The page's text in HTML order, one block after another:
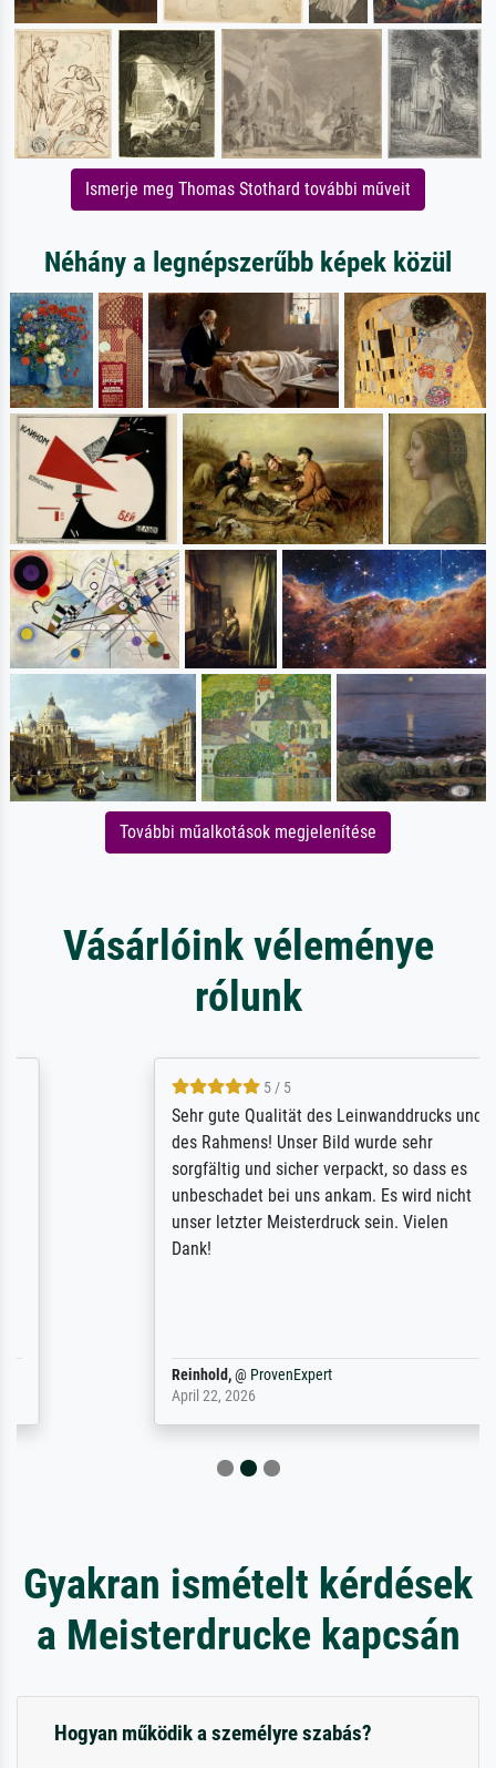
Ismerje meg Thomas Stothard további műveit
Néhány a legnépszerűbb képek közül
További műalkotások megjelenítése
Vásárlóink véleménye
rólunk
5 / 5
Sehr gute Qualität des Leinwanddrucks und
des Rahmens! Unser Bild wurde sehr
sorgfältig und sicher verpackt, so dass es
unbeschadet bei uns ankam. Es wird nicht
unser letzter Meisterdruck sein. Vielen
ProvenExpert
April 22, 2026
Gyakran ismételt kérdések
a Meisterdrucke kapcsán
Hogyan működik a személyre szabás?